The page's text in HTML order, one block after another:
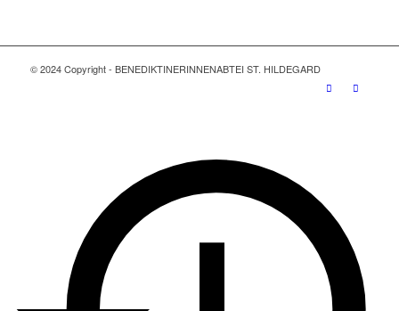
© 2024 Copyright - BENEDIKTINERINNENABTEI ST. HILDEGARD